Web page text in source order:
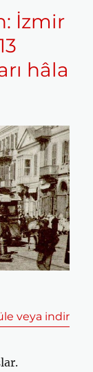
İzmir
hâla
veya indir